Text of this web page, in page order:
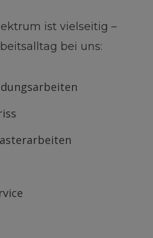
ist vielseitig –
bei uns: